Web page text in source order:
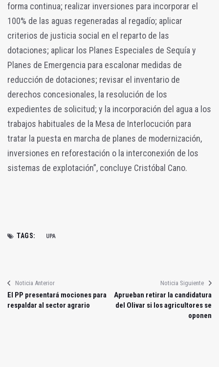
forma continua; realizar inversiones para incorporar el
100% de las aguas regeneradas al regadío; aplicar
criterios de justicia social en el reparto de las
dotaciones; aplicar los Planes Especiales de Sequía y
Planes de Emergencia para escalonar medidas de
reducción de dotaciones; revisar el inventario de
derechos concesionales, la resolución de los
expedientes de solicitud; y la incorporación del agua a los
trabajos habituales de la Mesa de Interlocución para
tratar la puesta en marcha de planes de modernización,
inversiones en reforestación o la interconexión de los
sistemas de explotación”, concluye Cristóbal Cano.
TAGS: UPA
Noticia Anterior
El PP presentará mociones para
respaldar al sector agrario
Noticia Siguiente
Aprueban retirar la candidatura
del Olivar si los agricultores se
oponen